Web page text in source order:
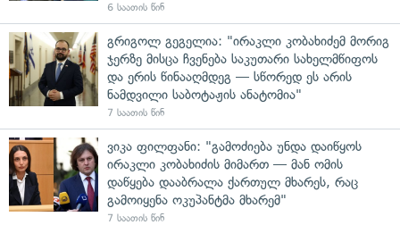
6 საათის წინ
გრიგოლ გეგელია: "ირაკლი კობახიძემ მორიგ
ჯერზე მისცა ჩვენება საკუთარი სახელმწიფოს
და ერის წინააღმდეგ — სწორედ ეს არის
ნამდვილი საბოტაჟის ანატომია"
7 საათის წინ
ვიკა ფილფანი: "გამოძიება უნდა დაიწყოს
ირაკლი კობახიძის მიმართ — მან ომის
დაწყება დააბრალა ქართულ მხარეს, რაც
გამოიყენა ოკუპანტმა მხარემ"
7 საათის წინ